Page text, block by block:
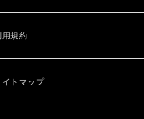
用規約
イトマップ